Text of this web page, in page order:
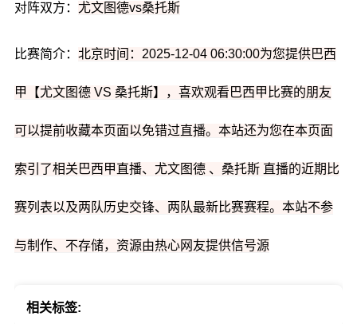
对阵双方： 尤文图德vs桑托斯
比赛简介： 北京时间：2025-12-04 06:30:00为您提供巴西
甲【尤文图德 VS 桑托斯】，喜欢观看巴西甲比赛的朋友
可以提前收藏本页面以免错过直播。本站还为您在本页面
索引了相关巴西甲直播、尤文图德 、桑托斯 直播的近期比
赛列表以及两队历史交锋、两队最新比赛赛程。本站不参
与制作、不存储，资源由热心网友提供信号源
相关标签: